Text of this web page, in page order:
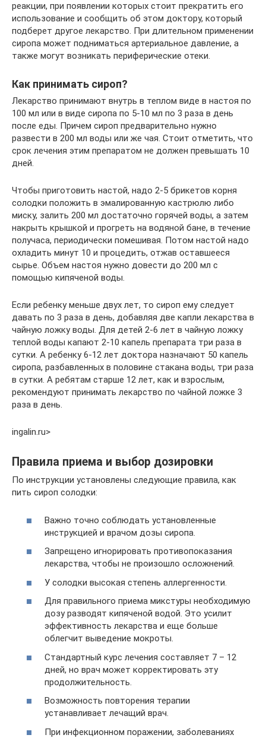
реакции, при появлении которых стоит прекратить его
использование и сообщить об этом доктору, который
подберет другое лекарство. При длительном применении
сиропа может подниматься артериальное давление, а
также могут возникать периферические отеки.
Как принимать сироп?
Лекарство принимают внутрь в теплом виде в настоя по
100 мл или в виде сиропа по 5-10 мл по 3 раза в день
после еды. Причем сироп предварительно нужно
развести в 200 мл воды или же чая. Стоит отметить, что
срок лечения этим препаратом не должен превышать 10
дней.
Чтобы приготовить настой, надо 2-5 брикетов корня
солодки положить в эмалированную кастрюлю либо
миску, залить 200 мл достаточно горячей воды, а затем
накрыть крышкой и прогреть на водяной бане, в течение
получаса, периодически помешивая. Потом настой надо
охладить минут 10 и процедить, отжав оставшееся
сырье. Объем настоя нужно довести до 200 мл с
помощью кипяченой воды.
Если ребенку меньше двух лет, то сироп ему следует
давать по 3 раза в день, добавляя две капли лекарства в
чайную ложку воды. Для детей 2-6 лет в чайную ложку
теплой воды капают 2-10 капель препарата три раза в
сутки. А ребенку 6-12 лет доктора назначают 50 капель
сиропа, разбавленных в половине стакана воды, три раза
в сутки. А ребятам старше 12 лет, как и взрослым,
рекомендуют принимать лекарство по чайной ложке 3
раза в день.
ingalin.ru⁪>
Правила приема и выбор дозировки
По инструкции установлены следующие правила, как
пить сироп солодки:
Важно точно соблюдать установленные
инструкцией и врачом дозы сиропа.
Запрещено игнорировать противопоказания
лекарства, чтобы не произошло осложнений.
У солодки высокая степень аллергенности.
Для правильного приема микстуры необходимую
дозу разводят кипяченой водой. Это усилит
эффективность лекарства и еще больше
облегчит выведение мокроты.
Стандартный курс лечения составляет 7 – 12
дней, но врач может корректировать эту
продолжительность.
Возможность повторения терапии
устанавливает лечащий врач.
При инфекционном поражении, заболеваниях